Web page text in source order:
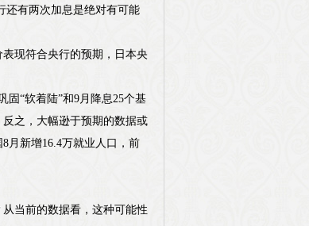
还有两次加息是绝对有可能
现符合央行的预期，日本央
固“软着陆”和9月降息25个基
之，大幅逊于预期的数据或
月新增16.4万就业人口，前
当前的数据看，这种可能性